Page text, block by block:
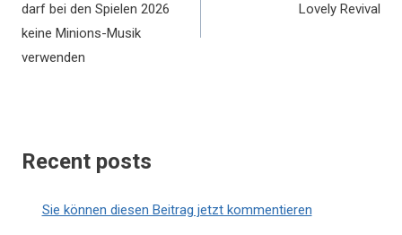
darf bei den Spielen 2026
keine Minions-Musik
verwenden
Lovely Revival
Recent posts
Sie können diesen Beitrag jetzt kommentieren